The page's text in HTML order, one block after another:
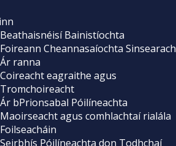
Beathaisnéisí Bainistíochta
Foireann Cheannasaíochta Sinsearach
Ár ranna
Coireacht eagraithe agus
Tromchoireacht
Ár bPrionsabal Póilíneachta
Maoirseacht agus comhlachtaí rialála
Foilseacháin
Seirbhís Póilíneachta don Todhchaí